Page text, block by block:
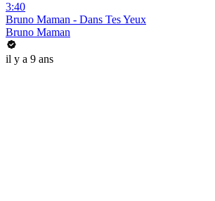
3:40
Bruno Maman - Dans Tes Yeux
Bruno Maman
il y a 9 ans